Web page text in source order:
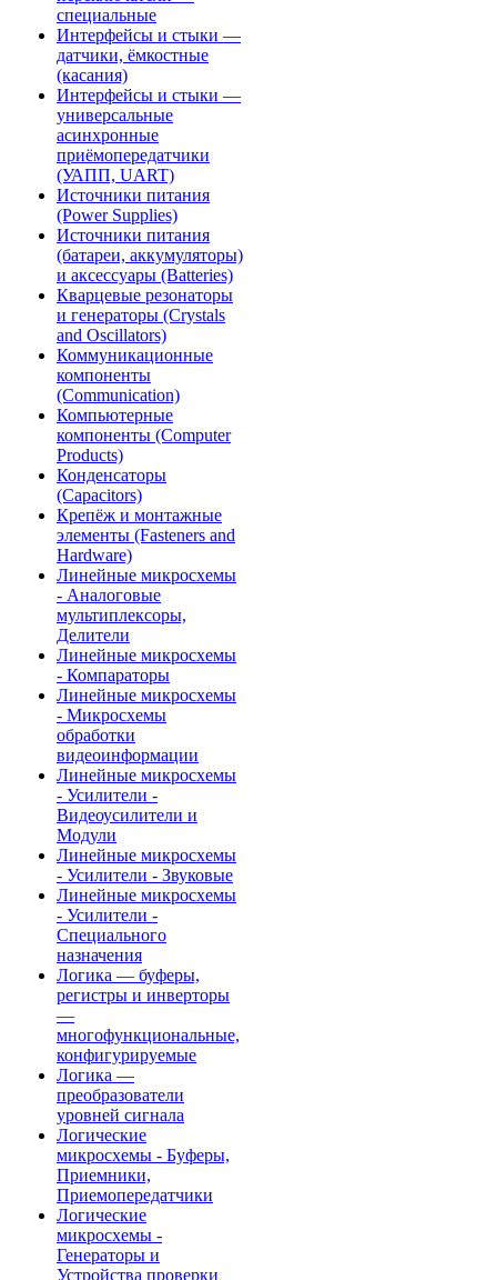
специальные
Интерфейсы и стыки —
датчики, ёмкостные
(касания)
Интерфейсы и стыки —
универсальные
асинхронные
приёмопередатчики
(УАПП, UART)
Источники питания
(Power Supplies)
Источники питания
(батареи, аккумуляторы)
и аксессуары (Batteries)
Кварцевые резонаторы
и генераторы (Crystals
and Oscillators)
Коммуникационные
компоненты
(Communication)
Компьютерные
компоненты (Computer
Products)
Конденсаторы
(Capacitors)
Крепёж и монтажные
элементы (Fasteners and
Hardware)
Линейные микросхемы
- Аналоговые
мультиплексоры,
Делители
Линейные микросхемы
- Компараторы
Линейные микросхемы
- Микросхемы
обработки
видеоинформации
Линейные микросхемы
- Усилители -
Видеоусилители и
Модули
Линейные микросхемы
- Усилители - Звуковые
Линейные микросхемы
- Усилители -
Специального
назначения
Логика — буферы,
регистры и инверторы
—
многофункциональные,
конфигурируемые
Логика —
преобразователи
уровней сигнала
Логические
микросхемы - Буферы,
Приемники,
Приемопередатчики
Логические
микросхемы -
Генераторы и
Устройства проверки